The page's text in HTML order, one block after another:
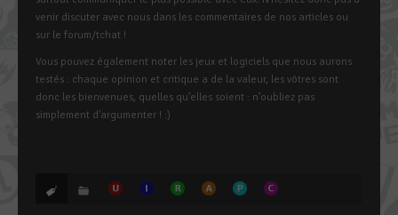
venir discuter avec nous dans les commentaires de nos articles ou
sur le forum/tchat !
Vous pouvez également noter les jeux et logiciels que nous aurons
testés : chaque opinion et critique a de la valeur, les vôtres sont
donc les bienvenues, quelles qu’elles soient : n’oubliez pas
simplement d’argumenter ! :)